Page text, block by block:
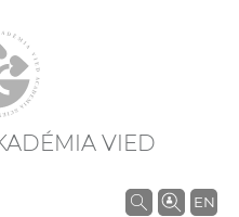
VIED
EN
V